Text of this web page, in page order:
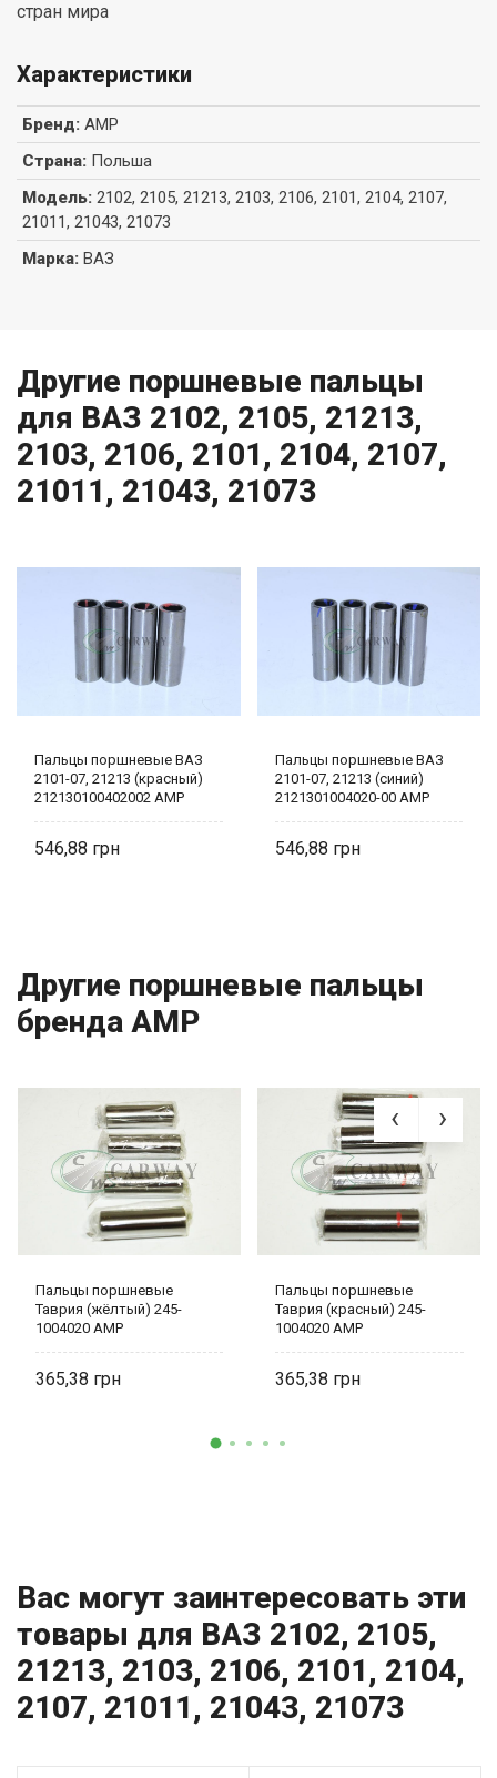
стран мира
Характеристики
Бренд: AMP
Страна: Польша
Модель: 2102, 2105, 21213, 2103, 2106, 2101, 2104, 2107,
21011, 21043, 21073
Марка: ВАЗ
Другие поршневые пальцы
для ВАЗ 2102, 2105, 21213,
2103, 2106, 2101, 2104, 2107,
21011, 21043, 21073
Пальцы поршневые ВАЗ
2101-07, 21213 (красный)
212130100402002 AMP
546,88
Пальцы поршневые ВАЗ
2101-07, 21213 (синий)
2121301004020-00 AMP
546,88
Другие поршневые пальцы
бренда AMP
Пальцы поршневые
Таврия (жёлтый) 245-
1004020 AMP
365,38
Пальцы поршневые
Таврия (красный) 245-
1004020 AMP
365,38
Вас могут заинтересовать эти
товары для ВАЗ 2102, 2105,
21213, 2103, 2106, 2101, 2104,
2107, 21011, 21043, 21073